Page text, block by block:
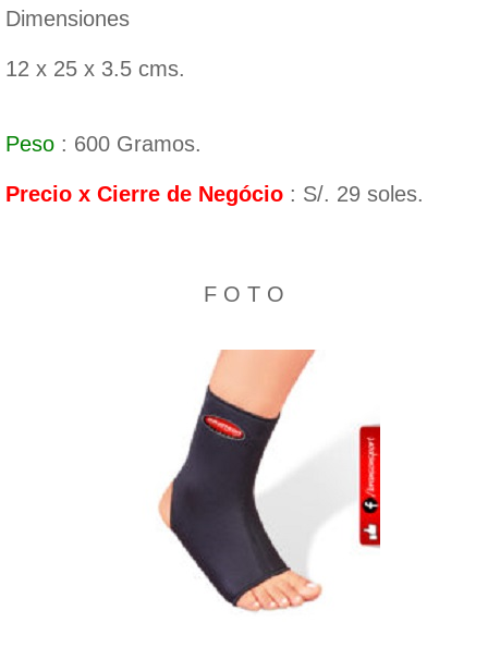
Dimensiones
12 x 25 x 3.5 cms.
Peso : 600 Gramos.
Precio x Cierre de Negócio : S/. 29 soles.
F O T O